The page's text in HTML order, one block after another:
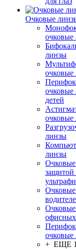
Очковые
очковые
линзы
очковые
очковые
детей
очковые
линзы
линзы
защитой
офисных
очковые
+ ЕЩЕ 1